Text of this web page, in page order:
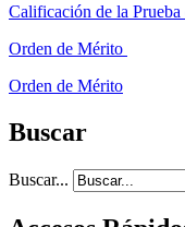
Calificación de la
Orden de Mérito
Orden de Mérito
Buscar
Buscar...